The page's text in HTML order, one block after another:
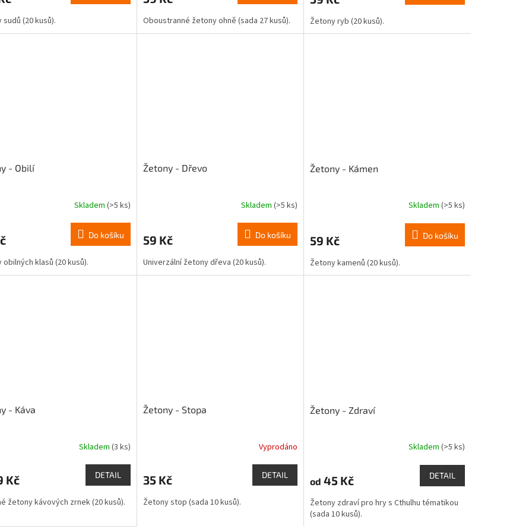
(20 kusů). Oboustranné žetony ohně (sada 27 kusů). Žetony ryb (20 kusů).
- Obilí
Skladem (>5 ks)
Do košíku
obilných klasů (20 kusů).
Žetony - Dřevo
Skladem (>5 ks)
59 Kč Do košíku
Univerzální žetony dřeva (20 kusů).
Žetony - Kámen
Skladem (>5 ks)
59 Kč Do košíku
Žetony kamenů (20 kusů).
- Káva
Skladem (3 ks)
Kč DETAIL
žetony kávových zrnek (20 kusů).
Žetony - Stopa
je
z
Vyprodáno
35 Kč DETAIL
Žetony stop (sada 10 kusů).
Žetony - Zdraví
je
z
5
Skladem (>5 ks)
od 45 Kč DETAIL
Žetony zdraví pro hry s Cthulhu tématikou
(sada 10 kusů).